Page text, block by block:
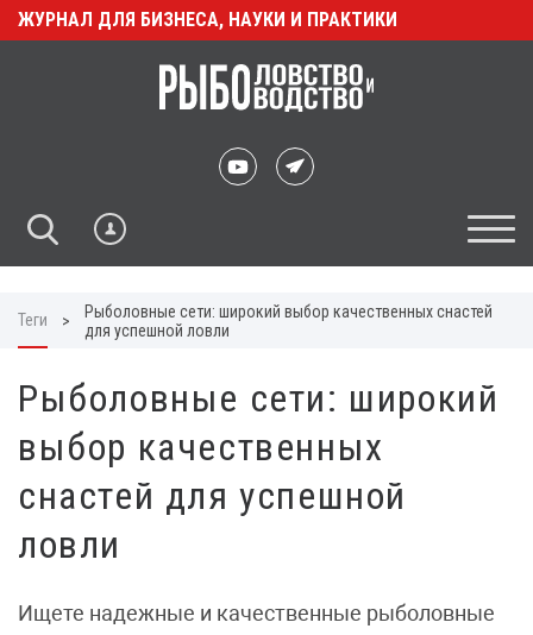
ЖУРНАЛ ДЛЯ БИЗНЕСА, НАУКИ И ПРАКТИКИ
Теги >
Рыболовные сети: широкий выбор качественных снастей
для успешной ловли
Рыболовные сети: широкий
выбор качественных
снастей для успешной
ловли
Ищете надежные и качественные рыболовные